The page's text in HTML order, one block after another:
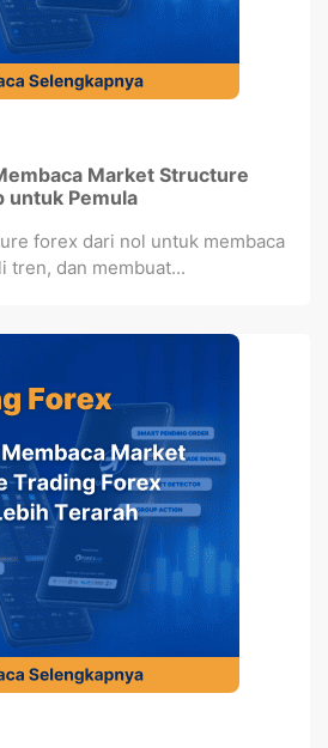
Market Structure
untuk Pemula
forex dari nol untuk membaca
tren, dan membuat...